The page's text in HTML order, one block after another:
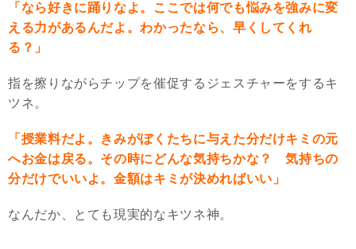
「なら好きに踊りなよ。ここでは何でも悩みを強みに変
える力があるんだよ。わかったなら、早くしてくれ
る？」
指を擦りながらチップを催促するジェスチャーをするキ
ツネ。
「授業料だよ。きみがぼくたちに与えた分だけキミの元
へお金は戻る。その時にどんな気持ちかな？ 気持ちの
分だけでいいよ。金額はキミが決めればいい」
なんだか、とても現実的なキツネ神。